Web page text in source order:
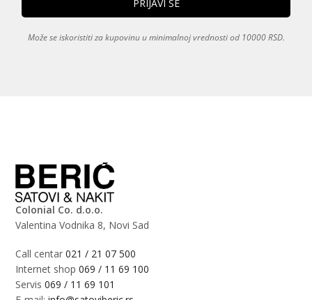
Može se iskoristiti za kupovinu u minimalnoj vrednosti od 10000 RSD.
Colonial Co. d.o.o.
Valentina Vodnika 8, Novi Sad
Call centar021 / 21 07 500
Internet shop069 / 11 69 100
Servis069 / 11 69 101